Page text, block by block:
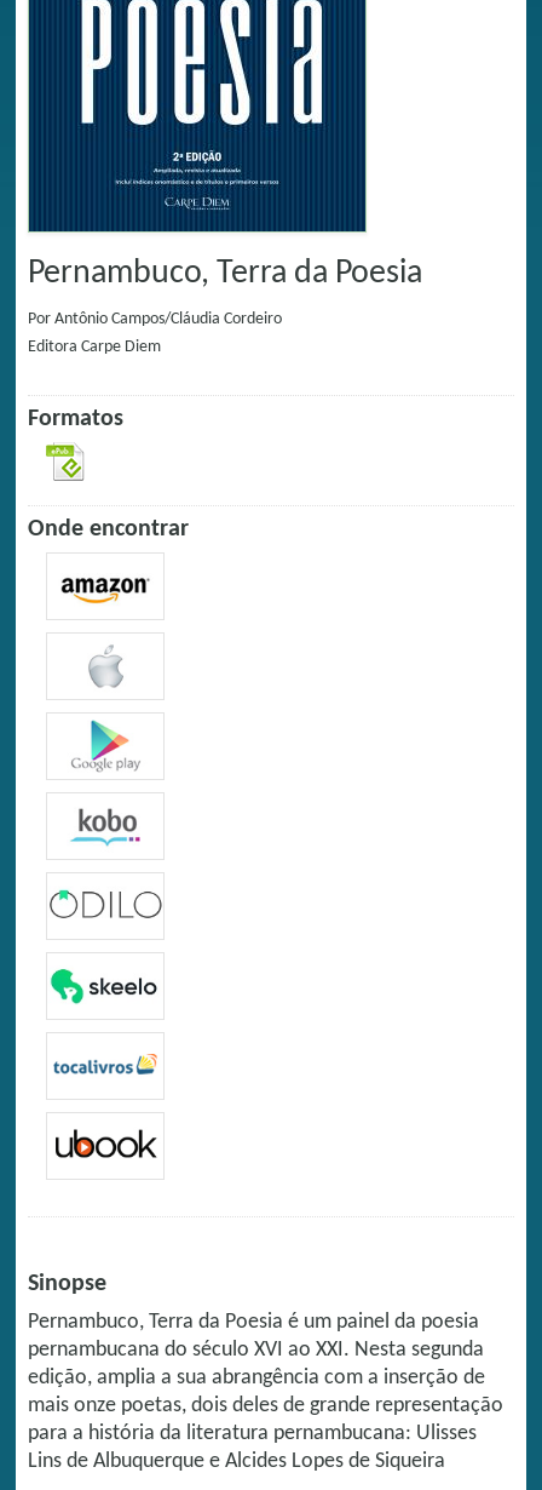
Pernambuco, Terra da Poesia
Por Antônio Campos/Cláudia Cordeiro
Editora Carpe Diem
Formatos
Onde encontrar
Sinopse
Pernambuco, Terra da Poesia é um painel da poesia
pernambucana do século XVI ao XXI. Nesta segunda
edição, amplia a sua abrangência com a inserção de
mais onze poetas, dois deles de grande representação
para a história da literatura pernambucana: Ulisses
Lins de Albuquerque e Alcides Lopes de Siqueira